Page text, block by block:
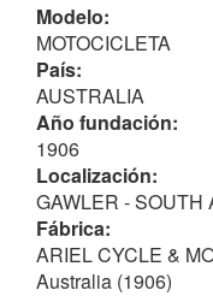
Modelo:
MOTOCICLETA
País:
AUSTRALIA
Año fundación:
1906
Localización:
GAWLER - SOUTH
Fábrica:
ARIEL CYCLE &
Australia (1906)